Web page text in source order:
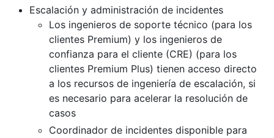
Escalación y administración de incidentes
Los ingenieros de soporte técnico (para los
clientes Premium) y los ingenieros de
confianza para el cliente (CRE) (para los
clientes Premium Plus) tienen acceso directo
a los recursos de ingeniería de escalación, si
es necesario para acelerar la resolución de
casos
Coordinador de incidentes disponible para